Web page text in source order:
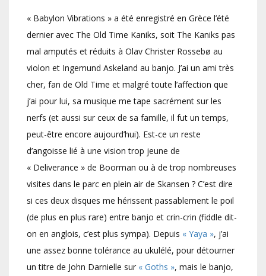
« Babylon Vibrations » a été enregistré en Grèce l’été
dernier avec The Old Time Kaniks, soit The Kaniks pas
mal amputés et réduits à Olav Christer Rossebø au
violon et Ingemund Askeland au banjo. J’ai un ami très
cher, fan de Old Time et malgré toute l’affection que
j’ai pour lui, sa musique me tape sacrément sur les
nerfs (et aussi sur ceux de sa famille, il fut un temps,
peut-être encore aujourd’hui). Est-ce un reste
d’angoisse lié à une vision trop jeune de
« Deliverance » de Boorman ou à de trop nombreuses
visites dans le parc en plein air de Skansen ? C’est dire
si ces deux disques me hérissent passablement le poil
(de plus en plus rare) entre banjo et crin-crin (fiddle dit-
on en anglois, c’est plus sympa). Depuis « Yaya », j’ai
une assez bonne tolérance au ukulélé, pour détourner
un titre de John Darnielle sur « Goths », mais le banjo,